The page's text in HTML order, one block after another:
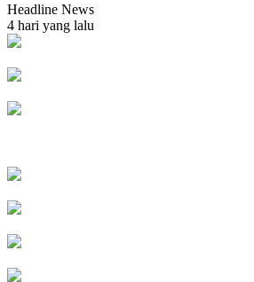
Headline News
4 hari yang lalu